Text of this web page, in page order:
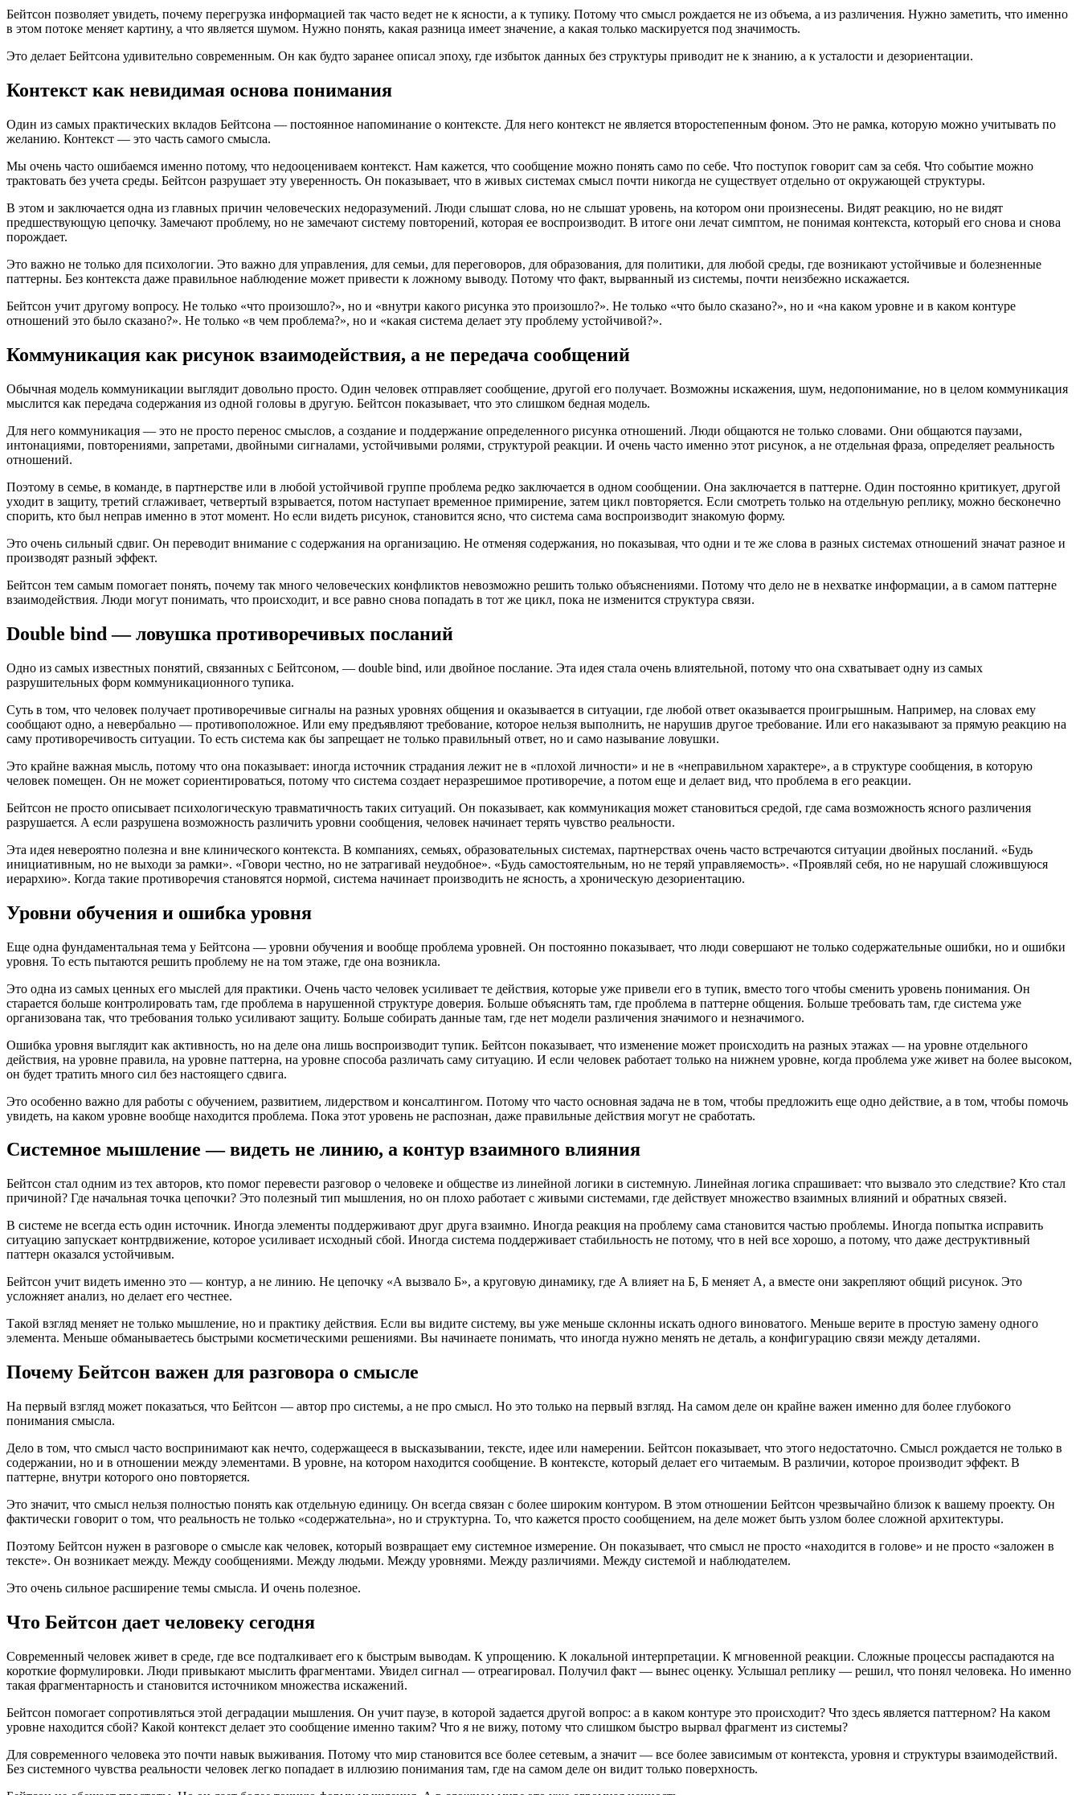
Бейтсон позволяет увидеть, почему перегрузка информацией так часто ведет не к ясности, а к тупику. Потому что смысл рождается не из объема, а из различения. Нужно заметить, что именно
в этом потоке меняет картину, а что является шумом. Нужно понять, какая разница имеет значение, а какая только маскируется под значимость.
Это делает Бейтсона удивительно современным. Он как будто заранее описал эпоху, где избыток данных без структуры приводит не к знанию, а к усталости и дезориентации.
Контекст как невидимая основа понимания
Один из самых практических вкладов Бейтсона — постоянное напоминание о контексте. Для него контекст не является второстепенным фоном. Это не рамка, которую можно учитывать по
желанию. Контекст — это часть самого смысла.
Мы очень часто ошибаемся именно потому, что недооцениваем контекст. Нам кажется, что сообщение можно понять само по себе. Что поступок говорит сам за себя. Что событие можно
трактовать без учета среды. Бейтсон разрушает эту уверенность. Он показывает, что в живых системах смысл почти никогда не существует отдельно от окружающей структуры.
В этом и заключается одна из главных причин человеческих недоразумений. Люди слышат слова, но не слышат уровень, на котором они произнесены. Видят реакцию, но не видят
предшествующую цепочку. Замечают проблему, но не замечают систему повторений, которая ее воспроизводит. В итоге они лечат симптом, не понимая контекста, который его снова и снова
порождает.
Это важно не только для психологии. Это важно для управления, для семьи, для переговоров, для образования, для политики, для любой среды, где возникают устойчивые и болезненные
паттерны. Без контекста даже правильное наблюдение может привести к ложному выводу. Потому что факт, вырванный из системы, почти неизбежно искажается.
Бейтсон учит другому вопросу. Не только «что произошло?», но и «внутри какого рисунка это произошло?». Не только «что было сказано?», но и «на каком уровне и в каком контуре
отношений это было сказано?». Не только «в чем проблема?», но и «какая система делает эту проблему устойчивой?».
Коммуникация как рисунок взаимодействия, а не передача сообщений
Обычная модель коммуникации выглядит довольно просто. Один человек отправляет сообщение, другой его получает. Возможны искажения, шум, недопонимание, но в целом коммуникация
мыслится как передача содержания из одной головы в другую. Бейтсон показывает, что это слишком бедная модель.
Для него коммуникация — это не просто перенос смыслов, а создание и поддержание определенного рисунка отношений. Люди общаются не только словами. Они общаются паузами,
интонациями, повторениями, запретами, двойными сигналами, устойчивыми ролями, структурой реакции. И очень часто именно этот рисунок, а не отдельная фраза, определяет реальность
отношений.
Поэтому в семье, в команде, в партнерстве или в любой устойчивой группе проблема редко заключается в одном сообщении. Она заключается в паттерне. Один постоянно критикует, другой
уходит в защиту, третий сглаживает, четвертый взрывается, потом наступает временное примирение, затем цикл повторяется. Если смотреть только на отдельную реплику, можно бесконечно
спорить, кто был неправ именно в этот момент. Но если видеть рисунок, становится ясно, что система сама воспроизводит знакомую форму.
Это очень сильный сдвиг. Он переводит внимание с содержания на организацию. Не отменяя содержания, но показывая, что одни и те же слова в разных системах отношений значат разное и
производят разный эффект.
Бейтсон тем самым помогает понять, почему так много человеческих конфликтов невозможно решить только объяснениями. Потому что дело не в нехватке информации, а в самом паттерне
взаимодействия. Люди могут понимать, что происходит, и все равно снова попадать в тот же цикл, пока не изменится структура связи.
Double bind — ловушка противоречивых посланий
Одно из самых известных понятий, связанных с Бейтсоном, — double bind, или двойное послание. Эта идея стала очень влиятельной, потому что она схватывает одну из самых
разрушительных форм коммуникационного тупика.
Суть в том, что человек получает противоречивые сигналы на разных уровнях общения и оказывается в ситуации, где любой ответ оказывается проигрышным. Например, на словах ему
сообщают одно, а невербально — противоположное. Или ему предъявляют требование, которое нельзя выполнить, не нарушив другое требование. Или его наказывают за прямую реакцию на
саму противоречивость ситуации. То есть система как бы запрещает не только правильный ответ, но и само называние ловушки.
Это крайне важная мысль, потому что она показывает: иногда источник страдания лежит не в «плохой личности» и не в «неправильном характере», а в структуре сообщения, в которую
человек помещен. Он не может сориентироваться, потому что система создает неразрешимое противоречие, а потом еще и делает вид, что проблема в его реакции.
Бейтсон не просто описывает психологическую травматичность таких ситуаций. Он показывает, как коммуникация может становиться средой, где сама возможность ясного различения
разрушается. А если разрушена возможность различить уровни сообщения, человек начинает терять чувство реальности.
Эта идея невероятно полезна и вне клинического контекста. В компаниях, семьях, образовательных системах, партнерствах очень часто встречаются ситуации двойных посланий. «Будь
инициативным, но не выходи за рамки». «Говори честно, но не затрагивай неудобное». «Будь самостоятельным, но не теряй управляемость». «Проявляй себя, но не нарушай сложившуюся
иерархию». Когда такие противоречия становятся нормой, система начинает производить не ясность, а хроническую дезориентацию.
Уровни обучения и ошибка уровня
Еще одна фундаментальная тема у Бейтсона — уровни обучения и вообще проблема уровней. Он постоянно показывает, что люди совершают не только содержательные ошибки, но и ошибки
уровня. То есть пытаются решить проблему не на том этаже, где она возникла.
Это одна из самых ценных его мыслей для практики. Очень часто человек усиливает те действия, которые уже привели его в тупик, вместо того чтобы сменить уровень понимания. Он
старается больше контролировать там, где проблема в нарушенной структуре доверия. Больше объяснять там, где проблема в паттерне общения. Больше требовать там, где система уже
организована так, что требования только усиливают защиту. Больше собирать данные там, где нет модели различения значимого и незначимого.
Ошибка уровня выглядит как активность, но на деле она лишь воспроизводит тупик. Бейтсон показывает, что изменение может происходить на разных этажах — на уровне отдельного
действия, на уровне правила, на уровне паттерна, на уровне способа различать саму ситуацию. И если человек работает только на нижнем уровне, когда проблема уже живет на более высоком,
он будет тратить много сил без настоящего сдвига.
Это особенно важно для работы с обучением, развитием, лидерством и консалтингом. Потому что часто основная задача не в том, чтобы предложить еще одно действие, а в том, чтобы помочь
увидеть, на каком уровне вообще находится проблема. Пока этот уровень не распознан, даже правильные действия могут не сработать.
Системное мышление — видеть не линию, а контур взаимного влияния
Бейтсон стал одним из тех авторов, кто помог перевести разговор о человеке и обществе из линейной логики в системную. Линейная логика спрашивает: что вызвало это следствие? Кто стал
причиной? Где начальная точка цепочки? Это полезный тип мышления, но он плохо работает с живыми системами, где действует множество взаимных влияний и обратных связей.
В системе не всегда есть один источник. Иногда элементы поддерживают друг друга взаимно. Иногда реакция на проблему сама становится частью проблемы. Иногда попытка исправить
ситуацию запускает контрдвижение, которое усиливает исходный сбой. Иногда система поддерживает стабильность не потому, что в ней все хорошо, а потому, что даже деструктивный
паттерн оказался устойчивым.
Бейтсон учит видеть именно это — контур, а не линию. Не цепочку «А вызвало Б», а круговую динамику, где А влияет на Б, Б меняет А, а вместе они закрепляют общий рисунок. Это
усложняет анализ, но делает его честнее.
Такой взгляд меняет не только мышление, но и практику действия. Если вы видите систему, вы уже меньше склонны искать одного виноватого. Меньше верите в простую замену одного
элемента. Меньше обманываетесь быстрыми косметическими решениями. Вы начинаете понимать, что иногда нужно менять не деталь, а конфигурацию связи между деталями.
Почему Бейтсон важен для разговора о смысле
На первый взгляд может показаться, что Бейтсон — автор про системы, а не про смысл. Но это только на первый взгляд. На самом деле он крайне важен именно для более глубокого
понимания смысла.
Дело в том, что смысл часто воспринимают как нечто, содержащееся в высказывании, тексте, идее или намерении. Бейтсон показывает, что этого недостаточно. Смысл рождается не только в
содержании, но и в отношении между элементами. В уровне, на котором находится сообщение. В контексте, который делает его читаемым. В различии, которое производит эффект. В
паттерне, внутри которого оно повторяется.
Это значит, что смысл нельзя полностью понять как отдельную единицу. Он всегда связан с более широким контуром. В этом отношении Бейтсон чрезвычайно близок к вашему проекту. Он
фактически говорит о том, что реальность не только «содержательна», но и структурна. То, что кажется просто сообщением, на деле может быть узлом более сложной архитектуры.
Поэтому Бейтсон нужен в разговоре о смысле как человек, который возвращает ему системное измерение. Он показывает, что смысл не просто «находится в голове» и не просто «заложен в
тексте». Он возникает между. Между сообщениями. Между людьми. Между уровнями. Между различиями. Между системой и наблюдателем.
Это очень сильное расширение темы смысла. И очень полезное.
Что Бейтсон дает человеку сегодня
Современный человек живет в среде, где все подталкивает его к быстрым выводам. К упрощению. К локальной интерпретации. К мгновенной реакции. Сложные процессы распадаются на
короткие формулировки. Люди привыкают мыслить фрагментами. Увидел сигнал — отреагировал. Получил факт — вынес оценку. Услышал реплику — решил, что понял человека. Но именно
такая фрагментарность и становится источником множества искажений.
Бейтсон помогает сопротивляться этой деградации мышления. Он учит паузе, в которой задается другой вопрос: а в каком контуре это происходит? Что здесь является паттерном? На каком
уровне находится сбой? Какой контекст делает это сообщение именно таким? Что я не вижу, потому что слишком быстро вырвал фрагмент из системы?
Для современного человека это почти навык выживания. Потому что мир становится все более сетевым, а значит — все более зависимым от контекста, уровня и структуры взаимодействий.
Без системного чувства реальности человек легко попадает в иллюзию понимания там, где на самом деле он видит только поверхность.